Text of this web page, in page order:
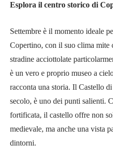
Esplora il centro storico di
Settembre è il momento ideale
Copertino, con il suo clima mite
stradine acciottolate
è un vero e proprio museo a
racconta una storia. Il Castello
secolo, è uno dei punti salienti.
fortificata, il castello offre non
medievale, ma anche una vista
dintorni.